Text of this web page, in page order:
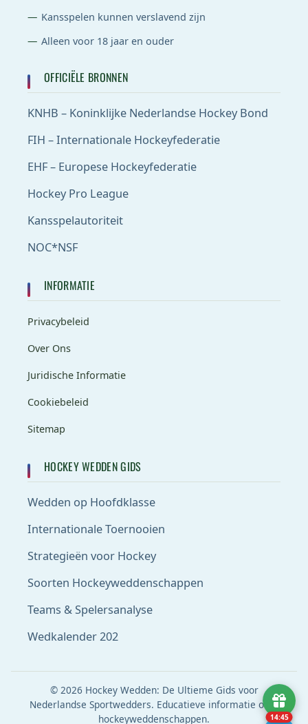
Kansspelen kunnen verslavend zijn
Alleen voor 18 jaar en ouder
OFFICIËLE BRONNEN
KNHB – Koninklijke Nederlandse Hockey Bond
FIH – Internationale Hockeyfederatie
EHF – Europese Hockeyfederatie
Hockey Pro League
Kansspelautoriteit
NOC*NSF
INFORMATIE
Privacybeleid
Over Ons
Juridische Informatie
Cookiebeleid
Sitemap
HOCKEY WEDDEN GIDS
Wedden op Hoofdklasse
Internationale Toernooien
Strategieën voor Hockey
Soorten Hockeyweddenschappen
Teams & Spelersanalyse
Wedkalender 202
© 2026 Hockey Wedden: De Ultieme Gids voor
Nederlandse Sportwedders. Educatieve informatie over
hockeyweddenschappen.
14:45